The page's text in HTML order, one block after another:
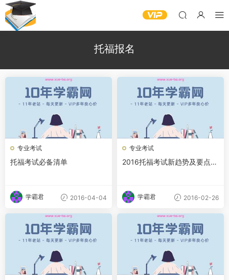
托福报名
专业考试
托福考试必备清单
学霸君 2016-04-04
专业考试
2016托福考试新趋势及要点分
学霸君 2016-02-26